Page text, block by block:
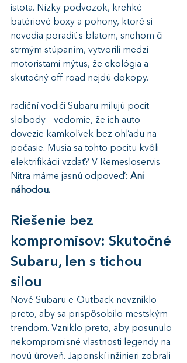
istota. Nízky podvozok, krehké
batériové boxy a pohony, ktoré si
nevedia poradiť s blatom, snehom či
strmým stúpaním, vytvorili medzi
motoristami mýtus, že ekológia a
skutočný off-road nejdú dokopy.
radiční vodiči Subaru milujú pocit
slobody – vedomie, že ich auto
dovezie kamkoľvek bez ohľadu na
počasie. Musia sa tohto pocitu kvôli
elektrifikácii vzdať? V Remesloservis
Nitra máme jasnú odpoveď: Ani
náhodou.
Riešenie bez
kompromisov: Skutočné
Subaru, len s tichou
silou
Nové Subaru e-Outback nevzniklo
preto, aby sa prispôsobilo mestským
trendom. Vzniklo preto, aby posunulo
nekompromisné vlastnosti legendy na
novú úroveň. Japonskí inžinieri zobrali